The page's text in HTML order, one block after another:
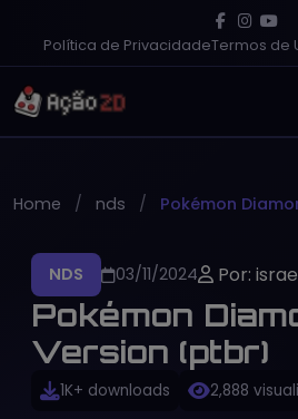
Política de PrivacidadeTermos de
Home nds Pokémon
NDS 03/11/2024 Por:
Pokémon
Version (ptbr)
1K+ downloads 2,888